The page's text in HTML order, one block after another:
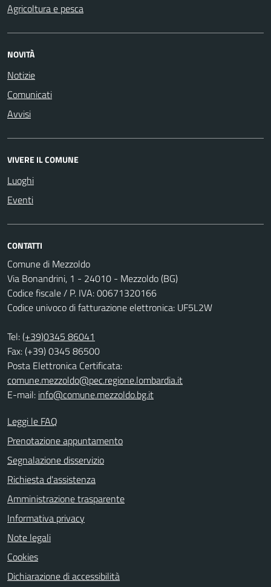
Agricoltura e pesca
NOVITÀ
Notizie
Comunicati
Avvisi
VIVERE IL COMUNE
Luoghi
Eventi
CONTATTI
Comune di Mezzoldo
Via Bonandrini, 1 - 24010 - Mezzoldo (BG)
Codice fiscale / P. IVA: 00671320166
Codice univoco di fatturazione elettronica: UF5L2W
Tel:(+39)0345 86041
Fax: (+39) 0345 86500
Posta Elettronica Certificata:
comune.mezzoldo@pec.regione.lombardia.it
E-mail: info@comune.mezzoldo.bg.it
Leggi le FAQ
Prenotazione appuntamento
Segnalazione disservizio
Richiesta d'assistenza
Amministrazione trasparente
Informativa privacy
Note legali
Cookies
Dichiarazione di accessibilità